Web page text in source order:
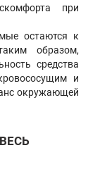
при
остаются к
образом,
средства
и
окружающей